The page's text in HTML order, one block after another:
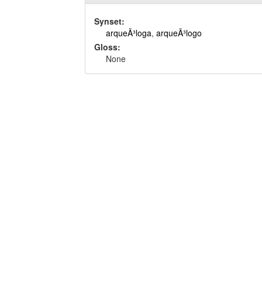
Synset:
arqueÃ³loga, arqueÃ³logo
Gloss:
None